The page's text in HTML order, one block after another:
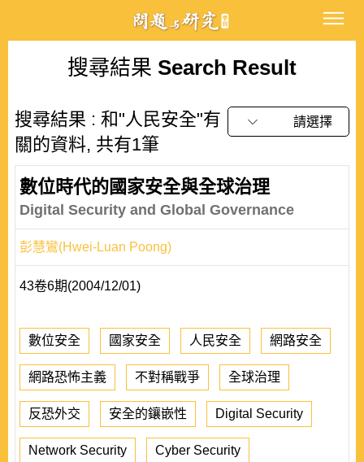
搜尋結果 Search Result
搜尋結果 : 和"人民安全"有
關的資料, 共有1筆
請選擇
數位時代的國家安全與全球治理
Digital Security and Global Governance
彭慧鸞(Hwei-Luan Poong)
43卷6期(2004/12/01)
數位安全 國家安全 人民安全 網路安全
網路恐怖主義 不對稱戰爭 全球治理
反恐外交 安全的鑲嵌性 Digital Security
Network Security Cyber Security